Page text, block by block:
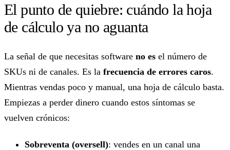
El punto de quiebre: cuándo la hoja
de cálculo ya no aguanta
La señal de que necesitas software no es el número de
SKUs ni de canales. Es la frecuencia de errores caros.
Mientras vendas poco y manual, una hoja de cálculo basta.
Empiezas a perder dinero cuando estos síntomas se
vuelven crónicos:
Sobreventa (oversell): vendes en un canal una